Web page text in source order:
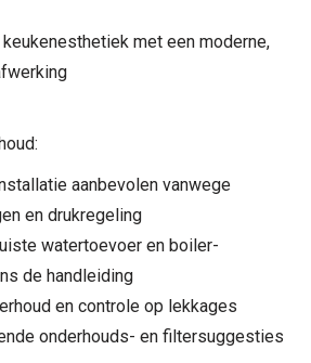
met een moderne,
aanbevolen vanwege
en drukregeling
watertoevoer en boiler-
de handleiding
en controle op lekkages
onderhouds- en filtersuggesties